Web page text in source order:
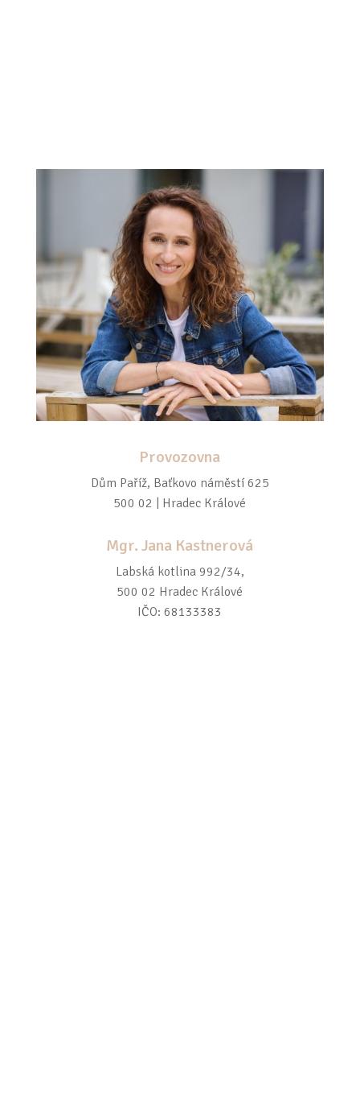
Provozovna
Dům Paříž, Baťkovo náměstí 625
500 02 | Hradec Králové
Mgr. Jana Kastnerová
Labská kotlina 992/34,
500 02 Hradec Králové
IČO: 68133383